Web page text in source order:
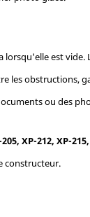
est
les obstructions,
ou des
XP-212, XP-
constructeur.